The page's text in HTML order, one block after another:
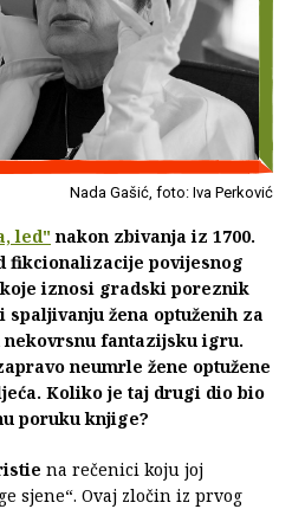
Nada Gašić, foto: Iva Perković
led"nakon zbivanja iz 1700.
fikcionalizacije povijesnog
iznosi gradski poreznik
žena optuženih za
fantazijsku igru.
neumrle žene optužene
Koliko je taj drugi dio bio
poruku knjige?
na rečenici koju joj
sjene“. Ovaj zločin iz prvog